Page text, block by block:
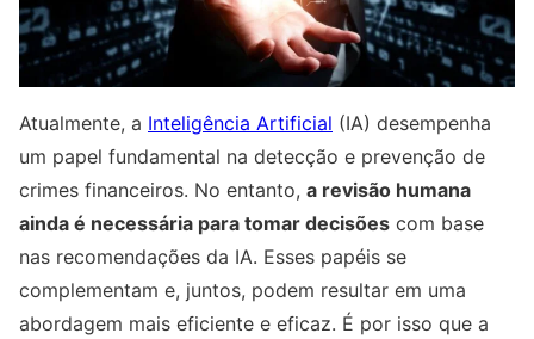
Atualmente, a Inteligência Artificial (IA) desempenha
um papel fundamental na detecção e prevenção de
crimes financeiros. No entanto, a revisão humana
ainda é necessária para tomar decisões com base
nas recomendações da IA. Esses papéis se
complementam e, juntos, podem resultar em uma
abordagem mais eficiente e eficaz. É por isso que a